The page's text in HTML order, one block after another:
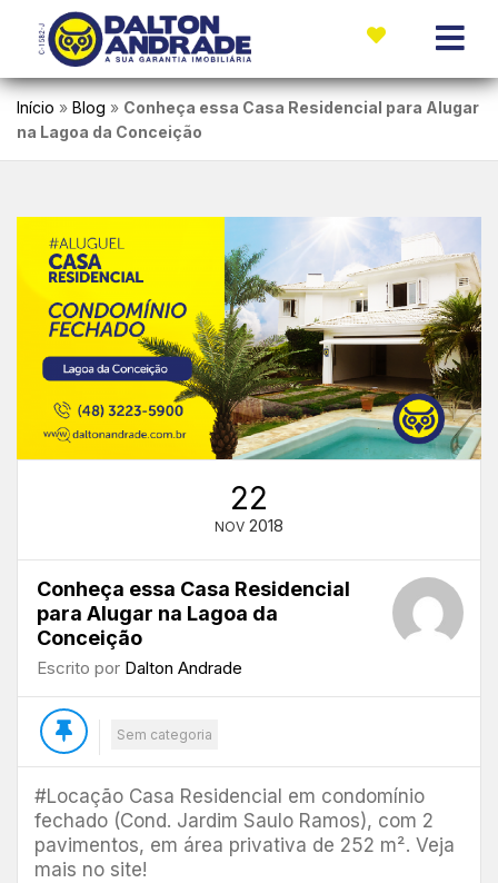
Início » Blog » Conheça essa Casa Residencial para Alugar
na Lagoa da Conceição
22
NOV 2018
Conheça essa Casa Residencial
para Alugar na Lagoa da
Conceição
Escrito por Dalton Andrade
Sem categoria
#Locação Casa Residencial em condomínio
fechado (Cond. Jardim Saulo Ramos), com 2
pavimentos, em área privativa de 252 m². Veja
mais no site!